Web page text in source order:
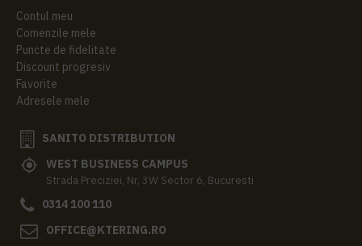
Contul meu
Comenzile mele
Puncte de fidelitate
Discount progresiv
Favorite
Adresele mele
SANITO DISTRIBUTION
WEST BUSINESS CAMPUS
Strada Preciziei, Nr, 3W Sector 6, Bucuresti
0314 100 110
OFFICE@KTERING.RO